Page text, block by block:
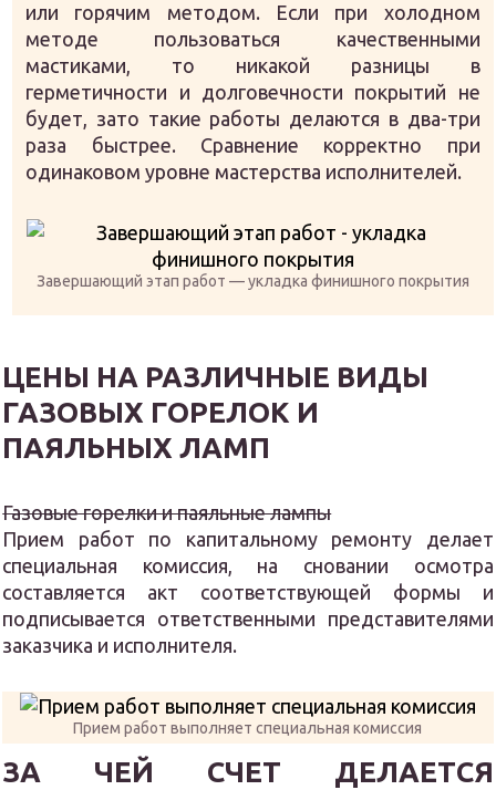
или горячим методом. Если при холодном
методе пользоваться качественными
мастиками, то никакой разницы в
герметичности и долговечности покрытий не
будет, зато такие работы делаются в два-три
раза быстрее. Сравнение корректно при
одинаковом уровне мастерства исполнителей.
Завершающий этап работ — укладка финишного покрытия
ЦЕНЫ НА РАЗЛИЧНЫЕ ВИДЫ
ГАЗОВЫХ ГОРЕЛОК И
ПАЯЛЬНЫХ ЛАМП
Газовые горелки и паяльные лампы
Прием работ по капитальному ремонту делает
специальная комиссия, на сновании осмотра
составляется акт соответствующей формы и
подписывается ответственными представителями
заказчика и исполнителя.
Прием работ выполняет специальная комиссия
ЗА ЧЕЙ СЧЕТ ДЕЛАЕТСЯ